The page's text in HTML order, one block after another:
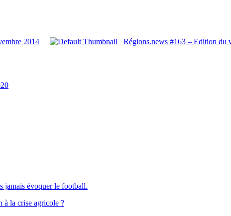
2014
Régions.news #163 – Edition du
jamais évoquer le football.
la crise agricole ?